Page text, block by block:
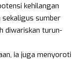
kehilangan
sumber
diwariskan turun-
ia juga menyoroti